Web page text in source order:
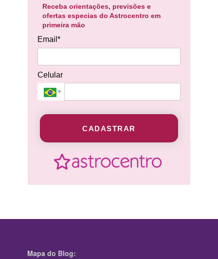
Receba orientações, previsões e
ofertas especias do Astrocentro em
primeira mão
Email*
Celular
CADASTRAR
Mapa do Blog: